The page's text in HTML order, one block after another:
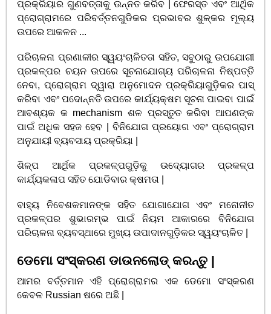
ପ୍ରକ୍ରିୟାର ଗୁଣବତ୍ତାକୁ ଉନ୍ନତ କରିବ | ଫେରସ୍ତ ଏବଂ ଆର୍ଥିକ
ପ୍ରୋଗ୍ରାମରେ ପରିବର୍ତ୍ତନଗୁଡିକର ପ୍ରଭାବର ଶୁଳ୍କର ମୂଲ୍ୟ
ଉପରେ ଆକଳନ ...
ପରିଚାଳନା ପ୍ରଣାଳୀର ସ୍ୱୟଂଚାଳିତତା ସହିତ, ସବୁଠାରୁ ଉପଯୋଗୀ
ପ୍ରକଳ୍ପର ଚୟନ ଉପରେ ସୂଚନାଯୋଗ୍ୟ ପରିଚାଳନା ନିଷ୍ପତ୍ତି
ନେବା, ପ୍ରୋଗ୍ରାମ ଦ୍ୱାରା ଅନୁମୋଦନ ପ୍ରକ୍ରିୟାଗୁଡ଼ିକର ପାସ୍
କରିବା ଏବଂ ପଦୋନ୍ନତି ଉପରେ କାର୍ଯ୍ୟକ୍ଷମ ସୂଚନା ପାଇବା ପାଇଁ
ଆବଶ୍ୟକ କ mechanism ଶଳ ପ୍ରସ୍ତୁତ କରିବା ଆପଣଙ୍କ
ପାଇଁ ଅଧିକ ସହଜ ହେବ | ବିନିଯୋଗ ପ୍ରୟୋଗ ଏବଂ ପ୍ରୋଗ୍ରାମ
ଅନୁଯାୟୀ ବ୍ୟବସାୟ ପ୍ରକ୍ରିୟା |
ଶିଳ୍ପ ଆର୍ଥିକ ପ୍ରକଳ୍ପଗୁଡ଼ିକୁ ଉଦ୍ୟୋଗର ପ୍ରକଳ୍ପ
କାର୍ଯ୍ୟକଳାପ ସହିତ ଯୋଡିବାର କ୍ଷମତା |
ବାହ୍ୟ ନିବେଶକମାନଙ୍କ ସହିତ ଯୋଗାଯୋଗ ଏବଂ ମନୋନୀତ
ପ୍ରକଳ୍ପର ଶୁଭାରମ୍ଭ ପାଇଁ ନିୟମ ଆକାରରେ ବିନିଯୋଗ
ପରିଚାଳନା ବ୍ୟବସ୍ଥାରେ ମୁଖ୍ୟ ଉପାଦାନଗୁଡ଼ିକର ସ୍ୱୟଂଚାଳିତ |
ଡେମୋ ସଂସ୍କରଣ ଡାଉନଲୋଡ୍ କରନ୍ତୁ |
ଆମର ବର୍ତ୍ତମାନ ଏହି ପ୍ରୋଗ୍ରାମର ଏକ ଡେମୋ ସଂସ୍କରଣ
କେବଳ Russian ଷରେ ଅଛି |